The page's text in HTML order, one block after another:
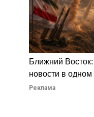
Ближний
новости в одном
Реклама